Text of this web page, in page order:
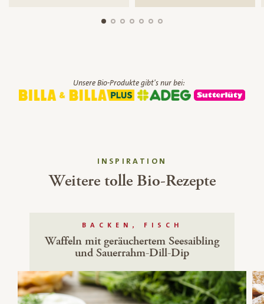
Unsere Bio-Produkte gibt's nur bei:
INSPIRATION
Weitere tolle Bio-Rezepte
BACKEN, FISCH
Waffeln mit geräuchertem Seesaibling
und Sauerrahm-Dill-Dip